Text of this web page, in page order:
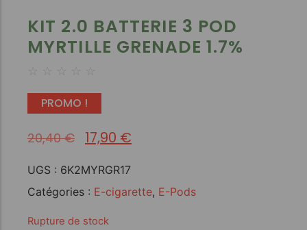
KIT 2.0 BATTERIE 3 POD
MYRTILLE GRENADE 1.7%
☆ ☆ ☆ ☆ ☆
PROMO !
20,40€ 17,90 €
UGS : 6K2MYRGR17
Catégories : E-cigarette, E-Pods
Rupture de stock